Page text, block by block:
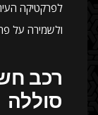
לפרקטיקה
ולשמירה על
רכב
סוללה